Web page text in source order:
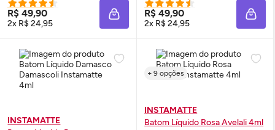
R$ 49,90
2x R$ 24,95 ADICIONAR À SACOLA
R$ 49,90
2x R$ 24,95
INSTAMATTE
+ 9 opções
INSTAMATTE
Batom Líquido Rosa Avelali 4ml